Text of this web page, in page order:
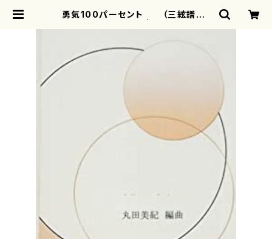
勇気100パーセント （三絃譜付）